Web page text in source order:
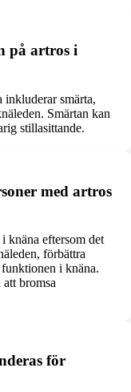
på artros i
inkluderar smärta,
Smärtan kan
stillasittande.
med artros
knäna eftersom det
förbättra
i knäna.
bromsa
för